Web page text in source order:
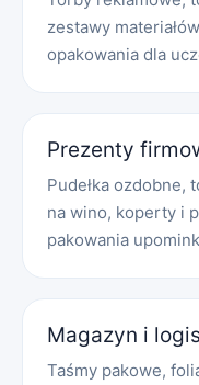
zestawy
opakowania dla
Prezenty
Pudełka ozdobne,
na wino, koperty i
pakowania
Magazyn i
Taśmy pakowe,